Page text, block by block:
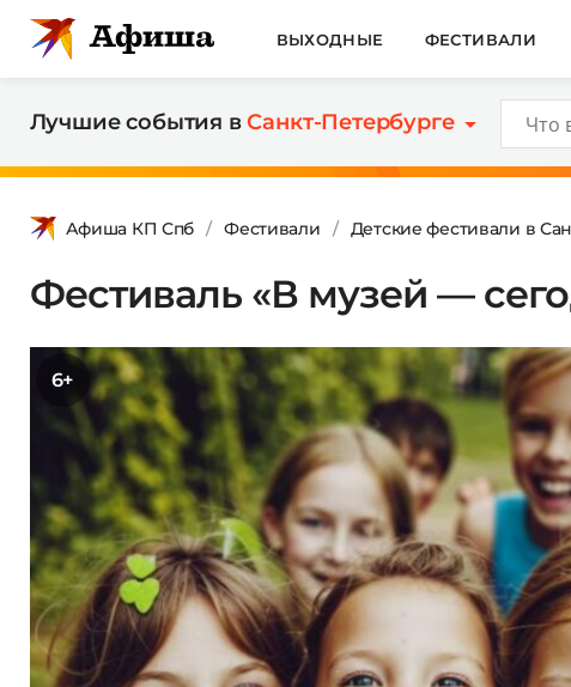
ВЫХОДНЫЕ ФЕСТИВАЛИ
Лучшие события вСанкт-Петербурге
Афиша КП Спб Фестивали Детские фестивали в
Фестиваль «В музей —
6+